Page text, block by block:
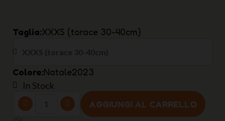
Taglia XXXS (torace 30-40cm)
Colore Natale2023
In Stock
AGGIUNGI AL CARRELLO